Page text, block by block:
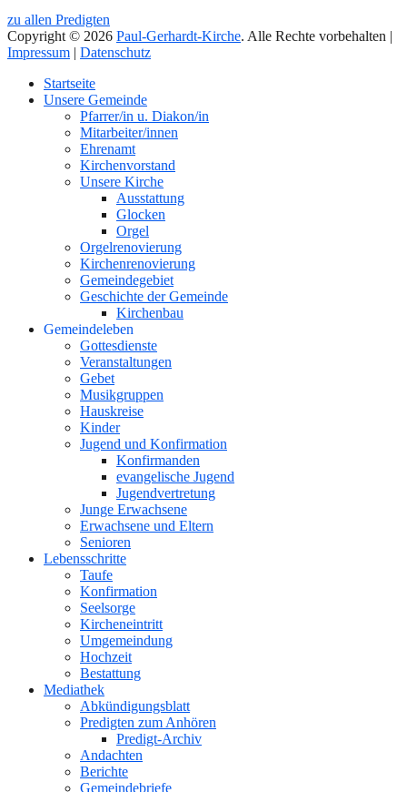
zu allen Predigten
Copyright © 2026 Paul-Gerhardt-Kirche. Alle Rechte vorbehalten |
Impressum
Datenschutz
oben
Startseite
Unsere Gemeinde
Pfarrer/in u. Diakon/in
Mitarbeiter/innen
Ehrenamt
Kirchenvorstand
Unsere Kirche
Ausstattung
Glocken
Orgel
Orgelrenovierung
Kirchenrenovierung
Gemeindegebiet
Geschichte der Gemeinde
Kirchenbau
Gemeindeleben
Gottesdienste
Veranstaltungen
Gebet
Musikgruppen
Hauskreise
Kinder
Jugend und Konfirmation
Konfirmanden
evangelische Jugend
Jugendvertretung
Junge Erwachsene
Erwachsene und Eltern
Senioren
Lebensschritte
Taufe
Konfirmation
Seelsorge
Kircheneintritt
Umgemeindung
Hochzeit
Bestattung
Mediathek
Abkündigungsblatt
Predigten zum Anhören
Predigt-Archiv
Andachten
Berichte
Gemeindebriefe